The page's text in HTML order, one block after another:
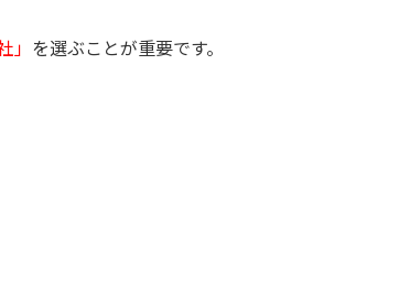
を選ぶことが重要です。